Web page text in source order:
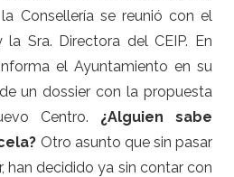
Consellería se reunió con el
Sra. Directora del CEIP. En
el Ayuntamiento en su
un dossier con la propuesta
Centro. ¿Alguien sabe
Otro asunto que sin pasar
han decidido ya sin contar con